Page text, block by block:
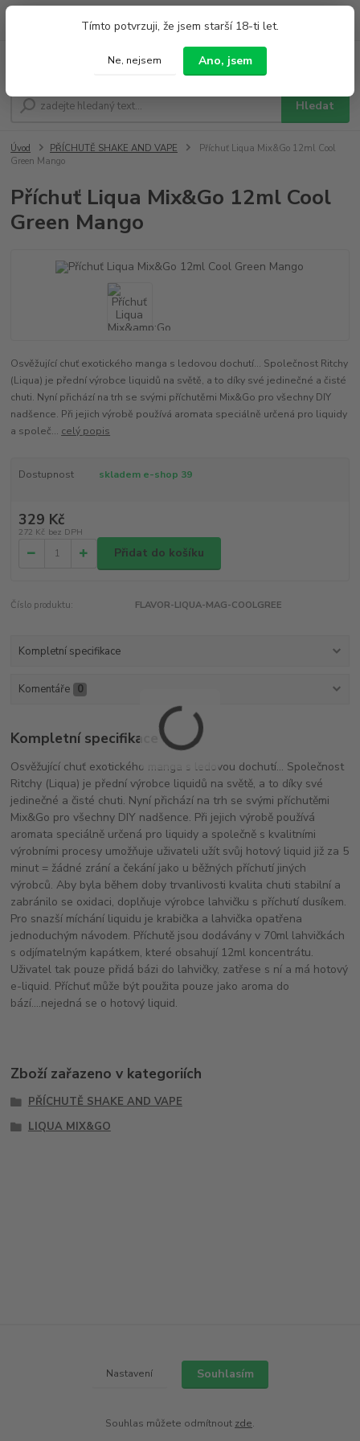
Tímto potvrzuji, že jsem starší 18-ti let.
Ne, nejsem Ano, jsem
Hledat
Po - Pá 9:00 - 19:00 So 9:00 - 14:00
Úvod PŘÍCHUTĚ SHAKE AND VAPE
Příchuť Liqua Mix&Go 12ml Cool
Green Mango
Příchuť Liqua Mix&Go 12ml Cool
Green Mango
Osvěžující chuť exotického manga s ledovou dochutí... Společnost Ritchy
(Liqua) je přední výrobce liquidů na světě, a to díky své jedinečné a čisté
chuti. Nyní přichází na trh se svými příchutěmi Mix&Go pro všechny DIY
nadšence. Při jejich výrobě používá aromata speciálně určená pro liquidy
a společ... celý popis
Dostupnost skladem e-shop 39
329 Kč
272 Kč bez DPH
Přidat do košíku
Číslo produktu: FLAVOR-LIQUA-MAG-COOLGREE
Kompletní specifikace
Komentáře 0
Kompletní specifikace
Osvěžující chuť exotického manga s ledovou dochutí... Společnost
Ritchy (Liqua) je přední výrobce liquidů na světě, a to díky své
jedinečné a čisté chuti. Nyní přichází na trh se svými příchutěmi
Mix&Go pro všechny DIY nadšence. Při jejich výrobě používá
aromata speciálně určená pro liquidy a společně s kvalitními
výrobními procesy umožňuje uživateli užít svůj hotový liquid již za 5
minut = žádné zrání a čekání jako u běžných příchutí jiných
výrobců. Aby byla během doby trvanlivosti kvalita chuti stabilní a
zabránilo se oxidaci, doplňuje výrobce lahvičku s příchutí dusíkem.
Pro snazší míchání liquidu je krabička a lahvička opatřena
jednoduchým návodem. Příchutě jsou dodávány v 70ml lahvičkách
s odjímatelným kapátkem, které obsahují 12ml koncentrátu.
Uživatel tak pouze přidá bázi do lahvičky, zatřese s ní a má hotový
e-liquid. Příchuť může být použita pouze jako aroma do
bází....nejedná se o hotový liquid.
Zboží zařazeno v kategoriích
PŘÍCHUTĚ SHAKE AND VAPE
LIQUA MIX&GO
Nastavení Souhlasím
Souhlas můžete odmítnout zde.